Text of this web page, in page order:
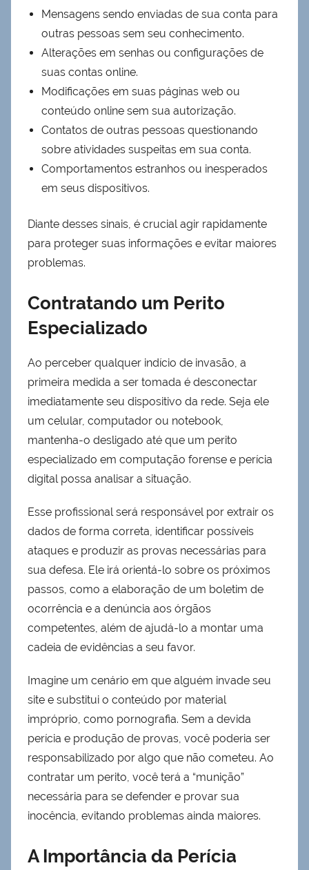
Mensagens sendo enviadas de sua conta para
outras pessoas sem seu conhecimento.
Alterações em senhas ou configurações de
suas contas online.
Modificações em suas páginas web ou
conteúdo online sem sua autorização.
Contatos de outras pessoas questionando
sobre atividades suspeitas em sua conta.
Comportamentos estranhos ou inesperados
em seus dispositivos.
Diante desses sinais, é crucial agir rapidamente
para proteger suas informações e evitar maiores
problemas.
Contratando um Perito
Especializado
Ao perceber qualquer indício de invasão, a
primeira medida a ser tomada é desconectar
imediatamente seu dispositivo da rede. Seja ele
um celular, computador ou notebook,
mantenha-o desligado até que um perito
especializado em computação forense e perícia
digital possa analisar a situação.
Esse profissional será responsável por extrair os
dados de forma correta, identificar possíveis
ataques e produzir as provas necessárias para
sua defesa. Ele irá orientá-lo sobre os próximos
passos, como a elaboração de um boletim de
ocorrência e a denúncia aos órgãos
competentes, além de ajudá-lo a montar uma
cadeia de evidências a seu favor.
Imagine um cenário em que alguém invade seu
site e substitui o conteúdo por material
impróprio, como pornografia. Sem a devida
perícia e produção de provas, você poderia ser
responsabilizado por algo que não cometeu. Ao
contratar um perito, você terá a “munição”
necessária para se defender e provar sua
inocência, evitando problemas ainda maiores.
A Importância da Perícia